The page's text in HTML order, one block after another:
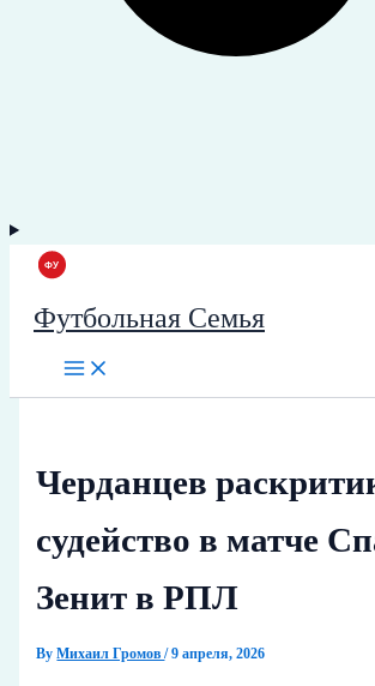
Футбольная Семья
Черданцев
судейство в матче
Зенит в РПЛ
ByМихаил Громов/9 апреля, 2026